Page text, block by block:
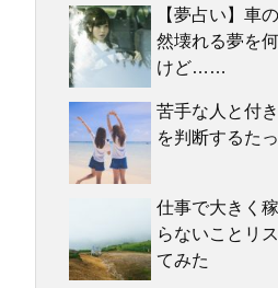
【夢占い】車
然壊れる夢を
けど……
苦手な人と付
を判断するた
仕事で大きく
らないことリ
てみた